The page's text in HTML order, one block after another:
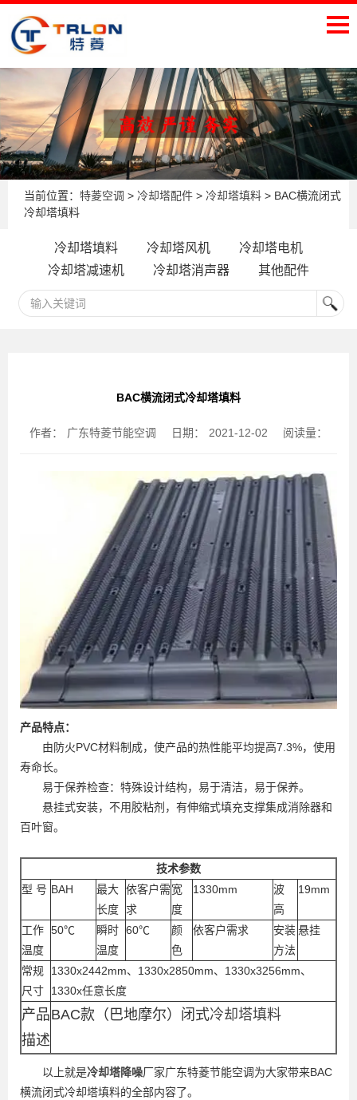
当前位置： 特菱空调 > 冷却塔配件 > 冷却塔填料 > BAC横流闭式
冷却塔填料
冷却塔填料 冷却塔风机
冷却塔电机
冷却塔减速机
冷却塔消声器 其他配件
BAC横流闭式冷却塔填料
作者： 广东特菱节能空调 日期： 2021-12-02 阅读量：
产品特点：
由防火PVC材料制成，使产品的热性能平均提高7.3%，使用
寿命长。
易于保养检查：特殊设计结构，易于清洁，易于保养。
悬挂式安装，不用胶粘剂，有伸缩式填充支撑集成消除器和
百叶窗。
技术参数
型 号 BAH
最大
长度
依客户需
求
宽
度
1330mm
波
高
19mm
工作
温度
50℃
瞬时
温度
60℃
颜
色
依客户需求
安装
方法
悬挂
常规
尺寸
1330x2442mm、1330x2850mm、1330x3256mm、
1330x任意长度
产品
描述
BAC款（巴地摩尔）闭式冷却塔填料
以上就是冷却塔降噪厂家广东特菱节能空调为大家带来BAC
横流闭式冷却塔填料的全部内容了。